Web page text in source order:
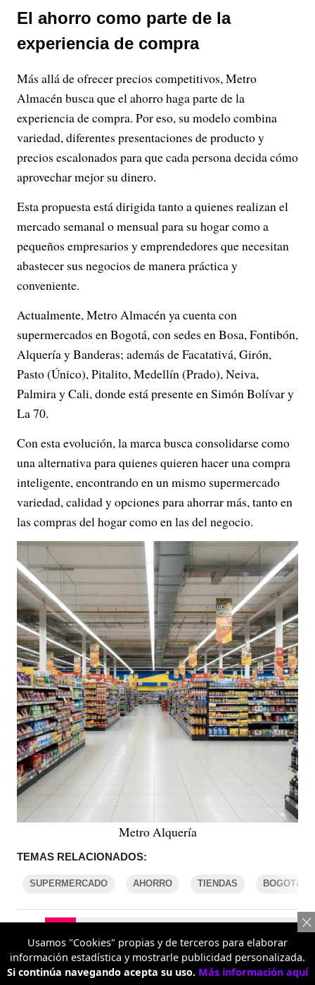
El ahorro como parte de la
experiencia de compra
Más allá de ofrecer precios competitivos, Metro
Almacén busca que el ahorro haga parte de la
experiencia de compra. Por eso, su modelo combina
variedad, diferentes presentaciones de producto y
precios escalonados para que cada persona decida cómo
aprovechar mejor su dinero.
Esta propuesta está dirigida tanto a quienes realizan el
mercado semanal o mensual para su hogar como a
pequeños empresarios y emprendedores que necesitan
abastecer sus negocios de manera práctica y
conveniente.
Actualmente, Metro Almacén ya cuenta con
supermercados en Bogotá, con sedes en Bosa, Fontibón,
Alquería y Banderas; además de Facatativá, Girón,
Pasto (Único), Pitalito, Medellín (Prado), Neiva,
Palmira y Cali, donde está presente en Simón Bolívar y
La 70.
Con esta evolución, la marca busca consolidarse como
una alternativa para quienes quieren hacer una compra
inteligente, encontrando en un mismo supermercado
variedad, calidad y opciones para ahorrar más, tanto en
las compras del hogar como en las del negocio.
Metro Alquería
TEMAS RELACIONADOS:
SUPERMERCADO AHORRO TIENDAS BOGOTÁ
REPORTAR UN ERROR
Usamos "Cookies" propias y de terceros para elaborar
información estadística y mostrarle publicidad personalizada.
Si continúa navegando acepta su uso. Más información aquí